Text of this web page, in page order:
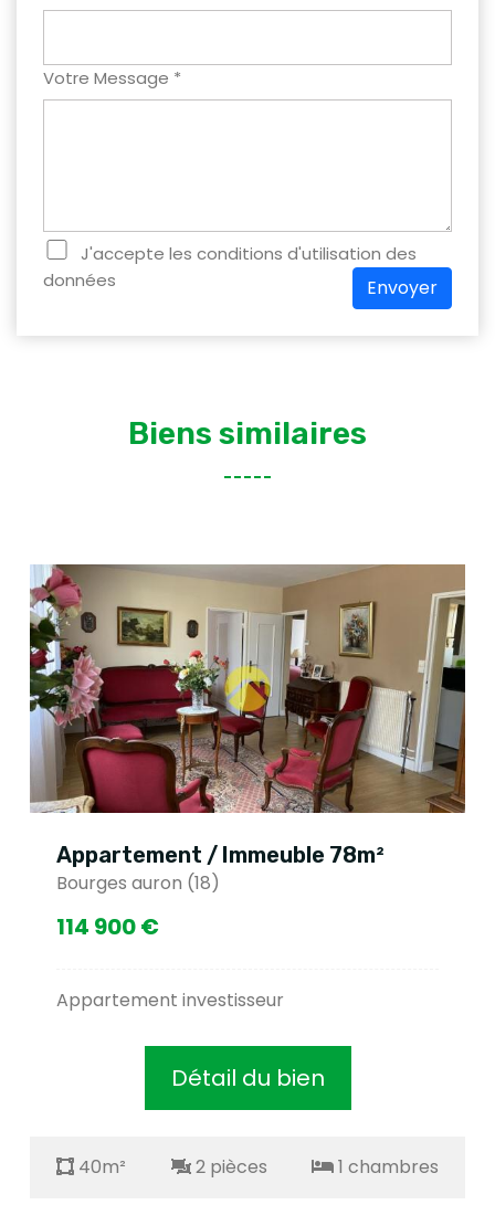
Votre Message *
J'accepte les conditions d'utilisation des
données
Envoyer
Biens similaires
Appartement / Immeuble 78m²
Bourges auron (18)
114 900 €
Appartement investisseur
Détail du bien
40m² 2 pièces 1 chambres